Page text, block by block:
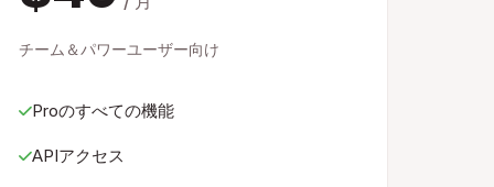
チーム＆パワーユーザー向け
Proのすべての機能
APIアクセス